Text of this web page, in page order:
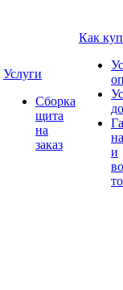
Услуги
Сборка
щита
на
заказ
Как
и